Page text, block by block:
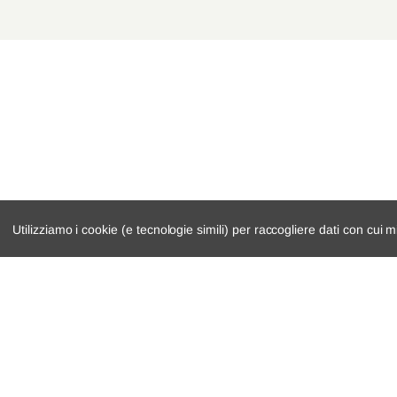
Utilizziamo i cookie (e tecnologie simili) per raccogliere dati con cui